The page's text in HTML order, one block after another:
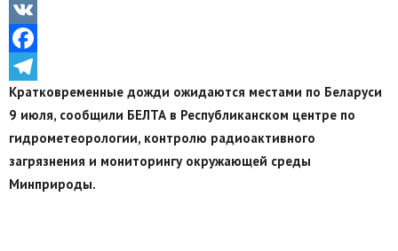
Odnoklassniki
VK
Facebook
Telegram
Кратковременные дожди ожидаются местами по Беларуси
9 июля, сообщили БЕЛТА в Республиканском центре по
гидрометеорологии, контролю радиоактивного
загрязнения и мониторингу окружающей среды
Минприроды.